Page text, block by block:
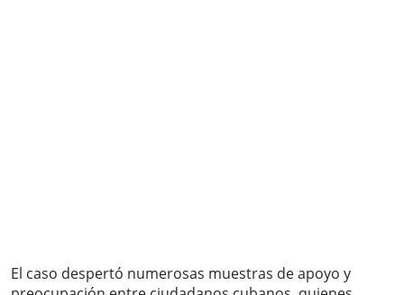
El caso despertó numerosas muestras de apoyo y